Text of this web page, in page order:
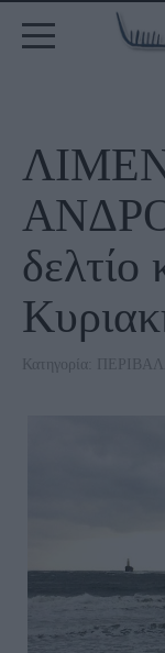
δελτίο
Κατηγορία: